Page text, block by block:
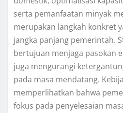
serta pemanfaatan minyak
merupakan langkah konkret
jangka panjang pemerintah.
bertujuan menjaga pasokan
juga mengurangi
pada masa mendatang.
memperlihatkan bahwa
fokus pada penyelesaian